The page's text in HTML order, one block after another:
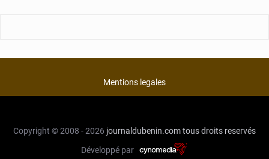
Mentions legales
Copyright © 2008 - 2026 journaldubenin.comtous droits reservés
Développé par